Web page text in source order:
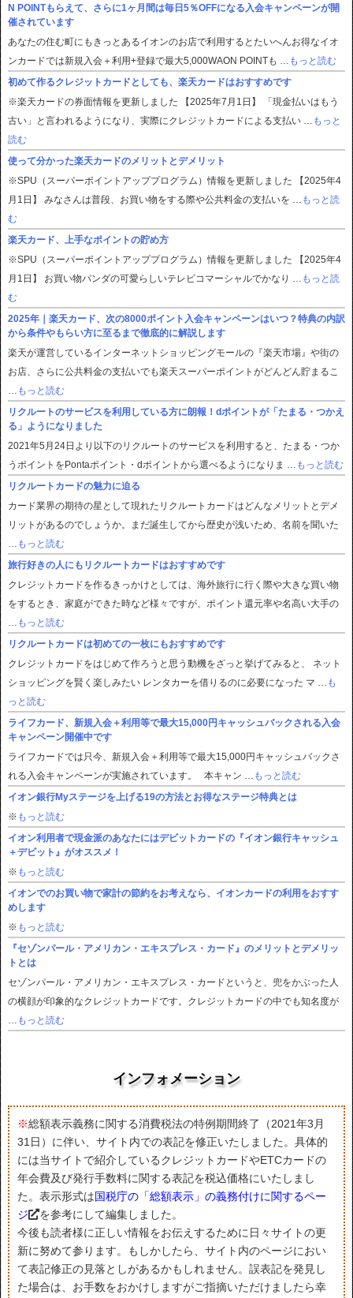
N POINTもらえて、さらに1ヶ月間は毎日5％OFFになる入会キャンペーンが開
催されています
あなたの住む町にもきっとあるイオンのお店で利用するとたいへんお得なイオ
ンカードでは新規入会＋利用+登録で最大5,000WAON POINTも … もっと読む
初めて作るクレジットカードとしても、楽天カードはおすすめです
※楽天カードの券面情報を更新しました 【2025年7月1日】 「現金払いはもう
古い」と言われるようになり、実際にクレジットカードによる支払い … もっと
読む
使って分かった楽天カードのメリットとデメリット
※SPU（スーパーポイントアッププログラム）情報を更新しました 【2025年4
月1日】 みなさんは普段、お買い物をする際や公共料金の支払いを … もっと読
む
楽天カード、上手なポイントの貯め方
※SPU（スーパーポイントアッププログラム）情報を更新しました 【2025年4
月1日】 お買い物パンダの可愛らしいテレビコマーシャルでかなり … もっと読
む
2025年｜楽天カード、次の8000ポイント入会キャンペーンはいつ？特典の内訳
から条件やもらい方に至るまで徹底的に解説します
楽天が運営しているインターネットショッピングモールの『楽天市場』や街の
お店、さらに公共料金の支払いでも楽天スーパーポイントがどんどん貯まるこ
… もっと読む
リクルートのサービスを利用している方に朗報！dポイントが「たまる・つかえ
る」ようになりました
2021年5月24日より以下のリクルートのサービスを利用すると、たまる・つか
うポイントをPontaポイント・dポイントから選べるようになりま … もっと読む
リクルートカードの魅力に迫る
カード業界の期待の星として現れたリクルートカードはどんなメリットとデメ
リットがあるのでしょうか。まだ誕生してから歴史が浅いため、名前を聞いた
… もっと読む
旅行好きの人にもリクルートカードはおすすめです
クレジットカードを作るきっかけとしては、海外旅行に行く際や大きな買い物
をするとき、家庭ができた時など様々ですが、ポイント還元率や名高い大手の
… もっと読む
リクルートカードは初めての一枚にもおすすめです
クレジットカードをはじめて作ろうと思う動機をざっと挙げてみると、 ネット
ショッピングを賢く楽しみたい レンタカーを借りるのに必要になった マ … も
っと読む
ライフカード、新規入会＋利用等で最大15,000円キャッシュバックされる入会
キャンペーン開催中です
ライフカードでは只今、新規入会＋利用等で最大15,000円キャッシュバックさ
れる入会キャンペーンが実施されています。 本キャン … もっと読む
イオン銀行Myステージを上げる19の方法とお得なステージ特典とは
※ もっと読む
イオン利用者で現金派のあなたにはデビットカードの『イオン銀行キャッシュ
＋デビット』がオススメ！
※ もっと読む
イオンでのお買い物で家計の節約をお考えなら、イオンカードの利用をおすす
めします
※ もっと読む
『セゾンパール・アメリカン・エキスプレス・カード』のメリットとデメリッ
トとは
セゾンパール・アメリカン・エキスプレス・カードというと、兜をかぶった人
の横顔が印象的なクレジットカードです。クレジットカードの中でも知名度が
… もっと読む
インフォメーション
※総額表示義務に関する消費税法の特例期間終了（2021年3月
31日）に伴い、サイト内での表記を修正いたしました。具体的
には当サイトで紹介しているクレジットカードやETCカードの
年会費及び発行手数料に関する表記を税込価格にいたしまし
た。表示形式は国税庁の「総額表示」の義務付けに関するペー
ジ
を参考にして編集しました。
今後も読者様に正しい情報をお伝えするために日々サイトの更
新に努めて参ります。もしかしたら、サイト内のページにおい
て表記修正の見落としがあるかもしれません。誤表記を発見し
た場合は、お手数をおかけしますがご指摘いただけましたら幸